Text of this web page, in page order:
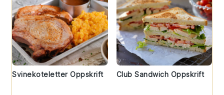
Svinekoteletter Oppskrift Club Sandwich Oppskrift